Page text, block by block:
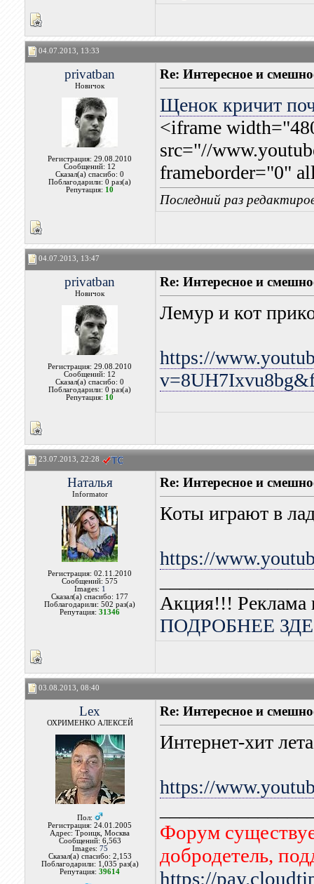
04.07.2013, 13:33
privatban
Новичок
Регистрация: 29.08.2010
Сообщений: 12
Сказал(а) спасибо: 0
Поблагодарили: 0 раз(а)
Репутация: 10
Re: Интересное и
Щенок кричит
<iframe
src="//
frameborder="0"
Последний раз
04.07.2013, 13:47
privatban
Новичок
Регистрация: 29.08.2010
Сообщений: 12
Сказал(а) спасибо: 0
Поблагодарили: 0 раз(а)
Репутация: 10
Re: Интересное и
Лемур и кот
https://
23.07.2013, 22:28
Наталья
Informator
Регистрация: 02.11.2010
Сообщений: 575
Images: 1
Сказал(а) спасибо: 177
Поблагодарили: 502 раз(а)
Репутация:31346
Re: Интересное и
Коты играют в
https://
Акция!!! Реклама
ПОДРОБНЕЕ
03.08.2013, 08:40
Lex
ОХРИМЕНКО АЛЕКСЕЙ
Пол:
Регистрация: 24.01.2005
Адрес: Троицк, Москва
Сообщений: 6,563
Images: 75
Сказал(а) спасибо: 2,153
Поблагодарили: 1,035 раз(а)
Репутация:39614
Re: Интересное и
Интернет-хит
https://
Форум
добродетель,
https://